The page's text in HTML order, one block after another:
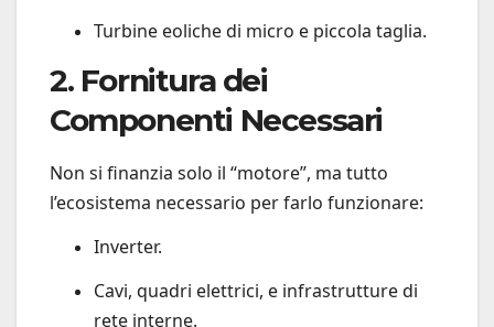
Turbine eoliche di micro e piccola taglia.
2. Fornitura dei
Componenti Necessari
Non si finanzia solo il “motore”, ma tutto
l’ecosistema necessario per farlo funzionare:
Inverter.
Cavi, quadri elettrici, e infrastrutture di
rete interne.